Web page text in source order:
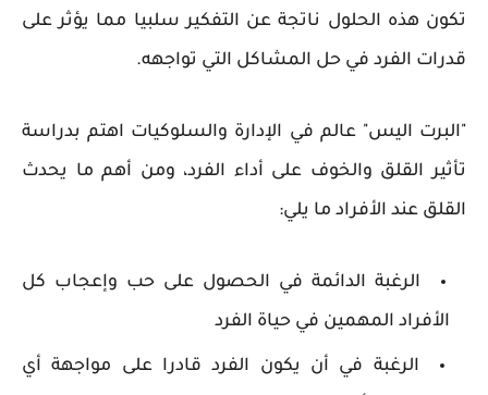
تكون هذه الحلول ناتجة عن التفكير سلبيا مما يؤثر على
قدرات الفرد في حل المشاكل التي تواجهه.
"البرت اليس" عالم في الإدارة والسلوكيات اهتم بدراسة
تأثير القلق والخوف على أداء الفرد، ومن أهم ما يحدث
القلق عند الأفراد ما يلي:
الرغبة الدائمة في الحصول على حب وإعجاب كل
الأفراد المهمين في حياة الفرد
الرغبة في أن يكون الفرد قادرا على مواجهة أي